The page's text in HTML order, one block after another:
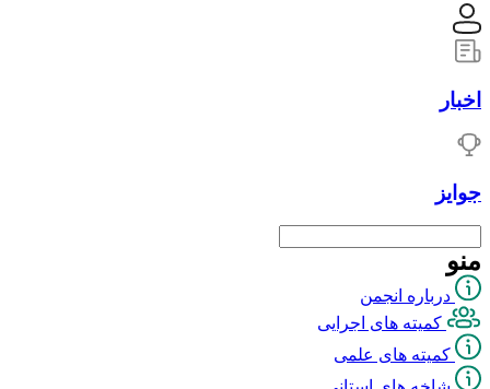
اخبار
جوایز
منو
درباره انجمن
کمیته های اجرایی
کمیته های علمی